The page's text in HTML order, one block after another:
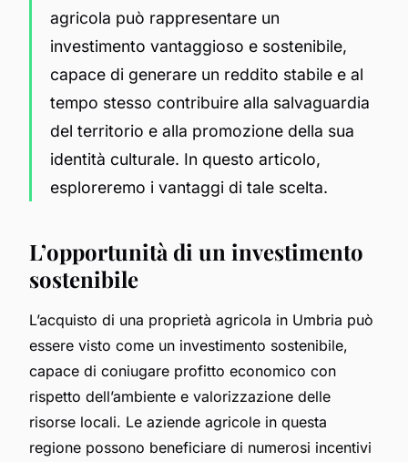
agricola può rappresentare un
investimento vantaggioso e sostenibile,
capace di generare un reddito stabile e al
tempo stesso contribuire alla salvaguardia
del territorio e alla promozione della sua
identità culturale. In questo articolo,
esploreremo i vantaggi di tale scelta.
L’opportunità di un investimento
sostenibile
L’acquisto di una proprietà agricola in Umbria può
essere visto come un investimento sostenibile,
capace di coniugare profitto economico con
rispetto dell’ambiente e valorizzazione delle
risorse locali. Le aziende agricole in questa
regione possono beneficiare di numerosi incentivi